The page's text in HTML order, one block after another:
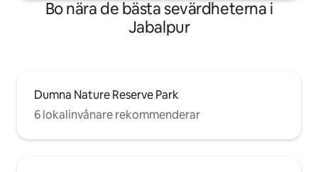
Bo nära de bästa sevärdheterna i
Jabalpur
Dumna Nature Reserve Park
6 lokalinvånare rekommenderar